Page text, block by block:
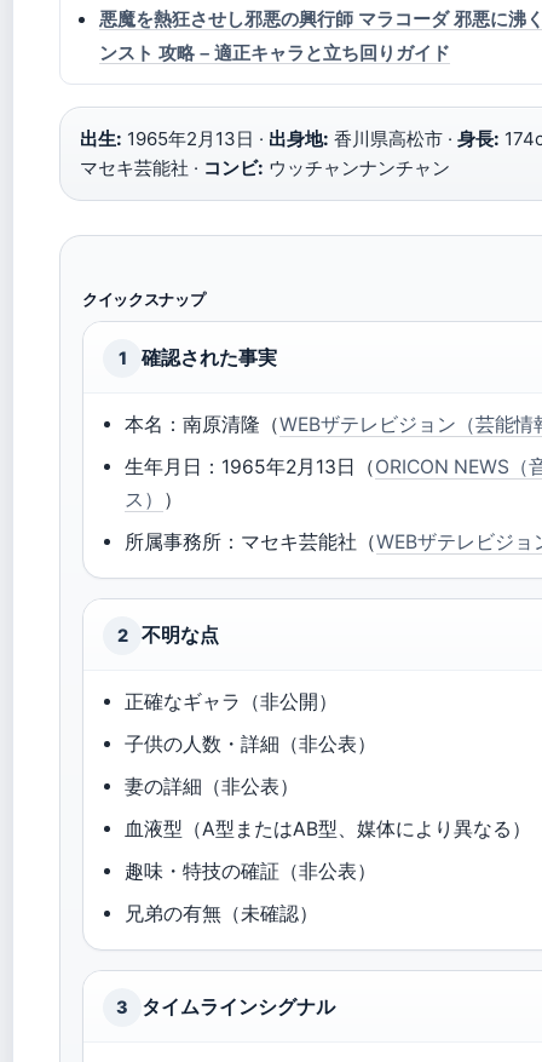
悪魔を熱狂させし邪悪の興行師 マラコーダ 邪悪に沸
ンスト 攻略 – 適正キャラと立ち回りガイド
出生: 1965年2月13日 · 出身地: 香川県高松市 · 身長:
マセキ芸能社 · コンビ: ウッチャンナンチャン
クイックスナップ
1 確認された事実
本名：南原清隆（WEBザテレビジョン（芸能情
生年月日：1965年2月13日（ORICON NEWS（
ス） ）
所属事務所：マセキ芸能社（WEBザテレビジョ
2 不明な点
正確なギャラ（非公開）
子供の人数・詳細（非公表）
妻の詳細（非公表）
血液型（A型またはAB型、媒体により異なる）
趣味・特技の確証（非公表）
兄弟の有無（未確認）
3 タイムラインシグナル